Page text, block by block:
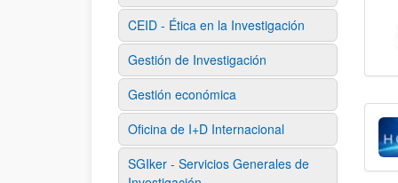
CEID - Ética en la Investigación
Gestión de Investigación
Gestión económica
Oficina de I+D Internacional
SGIker - Servicios Generales de